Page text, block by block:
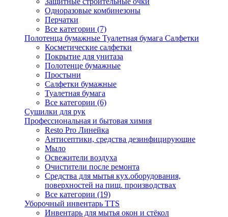
Одноразовые комбинезоны
Перчатки
Все категории (7)
Полотенца бумажные Туалетная бумага Салфетки
Косметические салфетки
Покрытие для унитаза
Полотенце бумажные
Простыни
Салфетки бумажные
Туалетная бумага
Все категории (6)
Сушилки для рук
Профессиональная и бытовая химия
Resto Pro Линейка
Антисептики, средства дезинфицирующие
Мыло
Освежители воздуха
Очистители после ремонта
Средства для мытья кух.оборудования,
поверхностей на пищ. производствах
Все категории (19)
Уборочный инвентарь TTS
Инвентарь для мытья окон и стёкол